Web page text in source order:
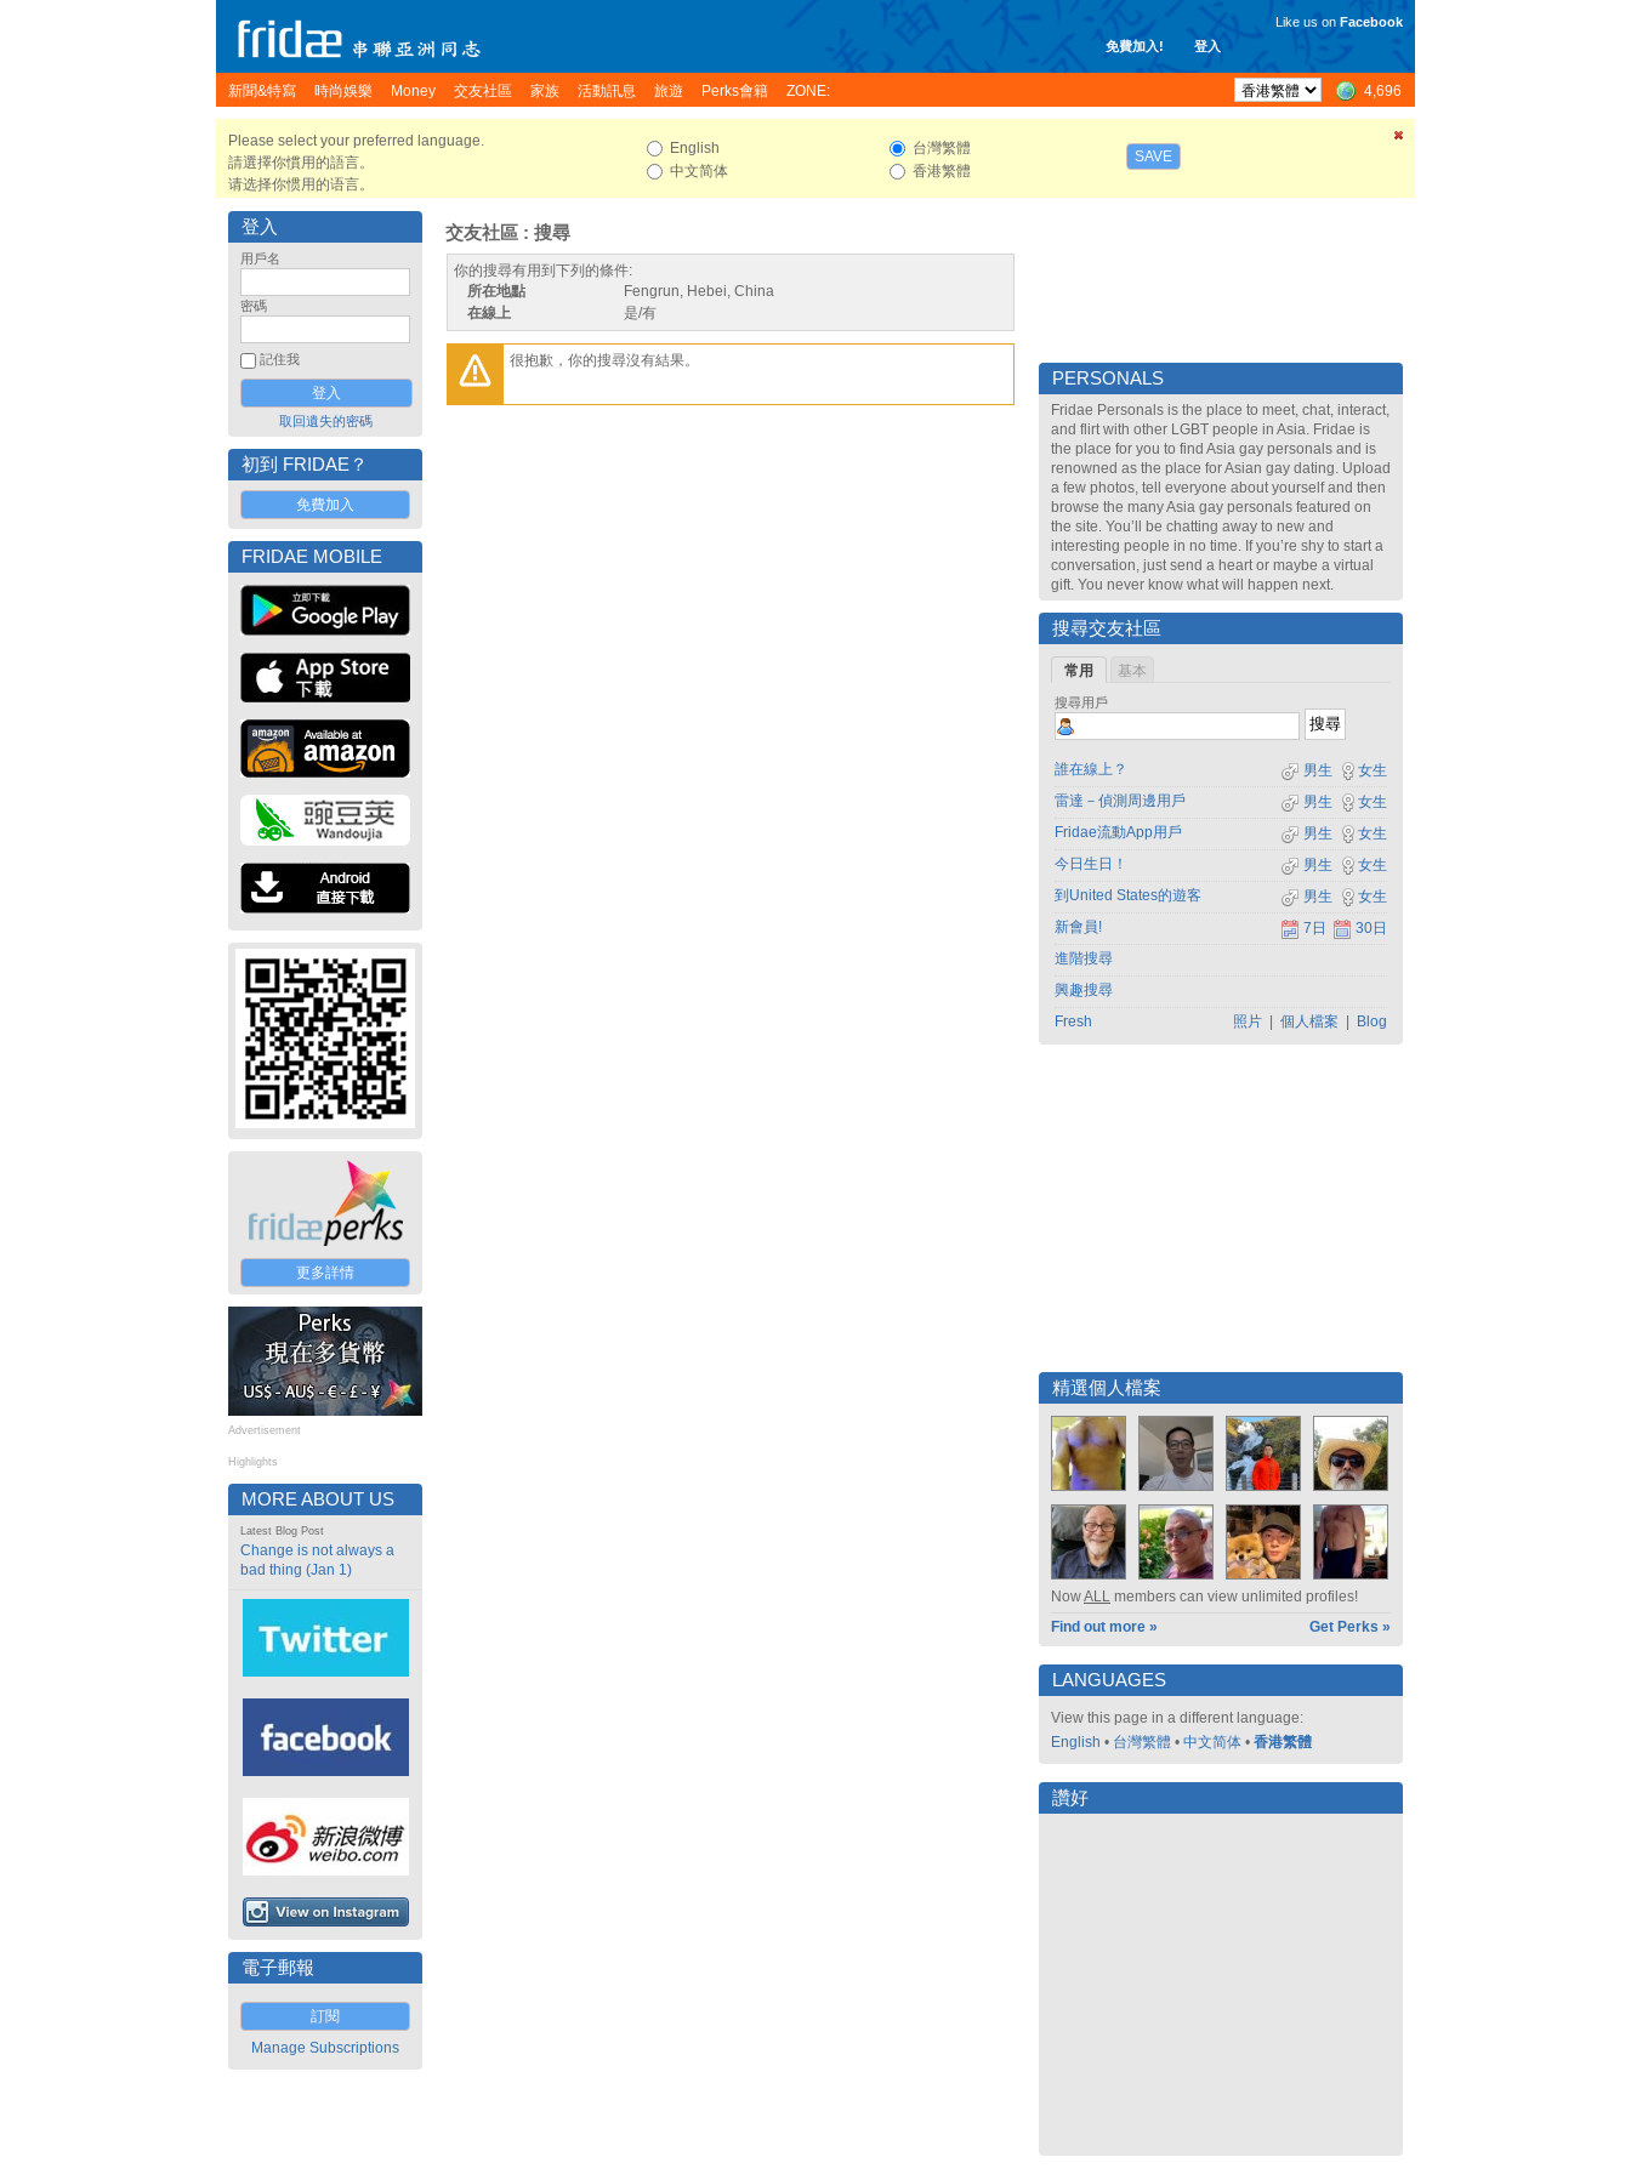
免費加入! 登入
Like us on Facebook
新聞&特寫 時尚娛樂 Money 交友社區 家族 活動訊息 旅遊 Perks會籍 ZONE: 4,696
Please select your preferred language.
請選擇你慣用的語言。
请选择你惯用的语言。
English
中文简体
台灣繁體
香港繁體
SAVE
登入
用戶名
密碼
記住我
取回遺失的密碼
初到 FRIDAE？
免費加入
FRIDAE MOBILE
更多詳情
Advertisement
Highlights
MORE ABOUT US
Latest Blog Post
Change is not always a
bad thing (Jan 1)
電子郵報
訂閱
Manage Subscriptions
交友社區 : 搜尋
你的搜尋有用到下列的條件:
所在地點
Fengrun, Hebei, China
在線上
是/有
很抱歉，你的搜尋沒有結果。
PERSONALS
Fridae Personals is the place to meet, chat, interact,
and flirt with other LGBT people in Asia. Fridae is
the place for you to find Asia gay personals and is
renowned as the place for Asian gay dating. Upload
a few photos, tell everyone about yourself and then
browse the many Asia gay personals featured on
the site. You’ll be chatting away to new and
interesting people in no time. If you’re shy to start a
conversation, just send a heart or maybe a virtual
gift. You never know what will happen next.
搜尋交友社區
常用 基本
搜尋用戶
誰在線上？ 女生
男生
雷達－偵測周邊用戶
女生
男生
Fridae流動App用戶
女生
男生
今日生日！
女生
男生
到United States的遊客
女生
男生
新會員!
30日
7日
進階搜尋
興趣搜尋
Fresh
照片 個人檔案 Blog
精選個人檔案
NowALL members can view unlimited profiles!
Find out more »
Get Perks »
LANGUAGES
View this page in a different language:
English • 台灣繁體 • 中文简体 • 香港繁體
讚好